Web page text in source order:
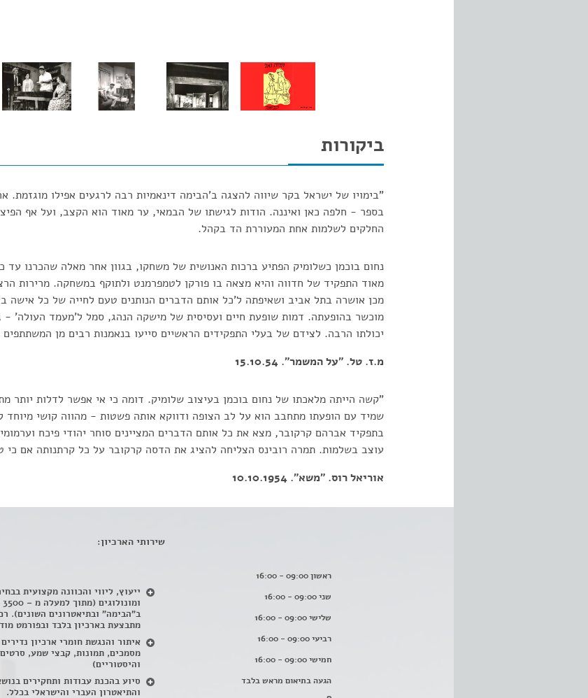
ביקורות
"בימויו של ישראל בקר שיווה להצגה ב'הבימה דינאמיות רבה לרגעים אפילו מוגזמת.
בספר - חלפה כאן ואיננה. הודות לגישתו של הבמאי, ער מאוד הוא הקצב, ועל אף
החלקים לשלמות אחת המעוררת הד בקהל.
נחום בוכמן כשלומיק הפתיע ברכות האנושית של משחקו, בגוון אחר מאלה שהכרנו עד
מאוד התפקיד של חדווה והיא מצאה בו פורקן לטמפרמנט ולתוקף במשחקה. מרירות
מכן אושרה בתל אביב ושאיפתה ל'כל אותם הדברים הנותנים טעם לחייה של כל אישה
מוכשר בהופעתה. דמות שופעת חיים ועסיסית של מישקה הנהג, סמל ל'מעמד העולה' -
יכולתו הרבה. לצידם של בעלי התפקידים הראשיים סייעו בנאמנות רבים מן המשתתפים
מ.ז. טל. "על המשמר". 15.10.54
"קשה הייתה מלאכתו של נחום בוכמן בעיצוב שלומיק. דומה כי אי אפשר לדלות יותר
שמיד עם הופעתו מתחבב הוא על לב הצופה ודווקא אותה פשטות - מהווה קושי
בתפקיד אברהם קרקובר, מצא את כל אותם הדברים המציינים סוחר יהודי פיכח
עוצב בשלמות. תמרה רובינס הצליחה להציג את הדסה קרקובר על כל קרתנותה אם
אוריאל רוס. "משא". 10.10.1954
ראשון 09:00 - 16:00
שני 09:00 - 16:00
שלישי 09:00 - 16:00
רביעי 09:00 - 16:00
חמישי 09:00 - 16:00
הגעה בתיאום מראש בלבד
שירותי הארכיון:
ייעוץ, ליווי והכוונה מקצועית
ב"הבימה" ובתיאטרונים השונים).
מתבצעת בארכיון בלבד ובפורמט
איתור והנגשת חומרי ארכיון נדירים
מסמכים, תמונות, קבצי שמע, סרטים
והיסטוריים)
סיוע בהכנת עבודות ותחקירים
והתיאטרון העברי והישראלי בכלל.